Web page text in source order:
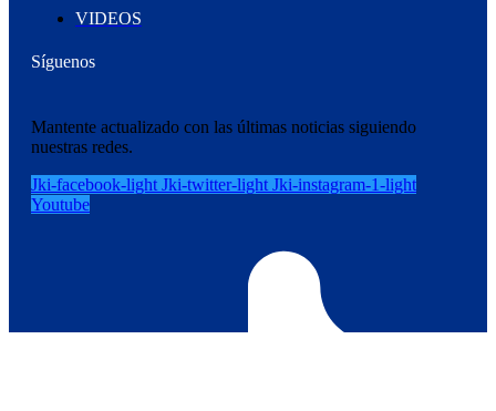
VIDEOS
Síguenos
Mantente actualizado con las últimas noticias siguiendo
nuestras redes.
Jki-facebook-light Jki-twitter-light Jki-instagram-1-light
Youtube